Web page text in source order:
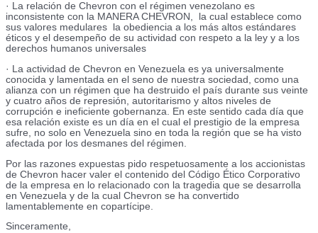
· La relación de Chevron con el régimen venezolano es
inconsistente con la MANERA CHEVRON, la cual establece como
sus valores medulares la obediencia a los más altos estándares
éticos y el desempeño de su actividad con respeto a la ley y a los
derechos humanos universales
· La actividad de Chevron en Venezuela es ya universalmente
conocida y lamentada en el seno de nuestra sociedad, como una
alianza con un régimen que ha destruido el país durante sus veinte
y cuatro años de represión, autoritarismo y altos niveles de
corrupción e ineficiente gobernanza. En este sentido cada día que
esa relación existe es un día en el cual el prestigio de la empresa
sufre, no solo en Venezuela sino en toda la región que se ha visto
afectada por los desmanes del régimen.
Por las razones expuestas pido respetuosamente a los accionistas
de Chevron hacer valer el contenido del Código Ético Corporativo
de la empresa en lo relacionado con la tragedia que se desarrolla
en Venezuela y de la cual Chevron se ha convertido
lamentablemente en copartícipe.
Sinceramente,